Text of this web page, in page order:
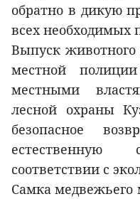
обратно в дикую
всех необходимых
Выпуск животного
местной
местными
лесной охраны
безопасное
соответствии с
Самка медвежьего